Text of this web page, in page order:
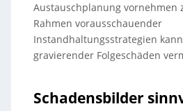
Austauschplanung vornehmen
Rahmen vorausschauender
Instandhaltungsstrategien
gravierender Folgeschäden
Schadensbilder